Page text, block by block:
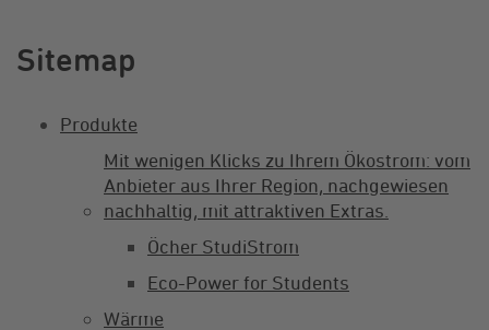
Sitemap
Produkte
Mit wenigen Klicks zu Ihrem Ökostrom: vom
Anbieter aus Ihrer Region, nachgewiesen
nachhaltig, mit attraktiven Extras.
Öcher StudiStrom
Eco-Power for Students
Wärme